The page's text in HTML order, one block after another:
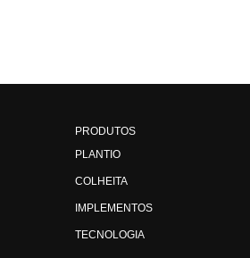
PRODUTOS
PLANTIO
COLHEITA
IMPLEMENTOS
TECNOLOGIA